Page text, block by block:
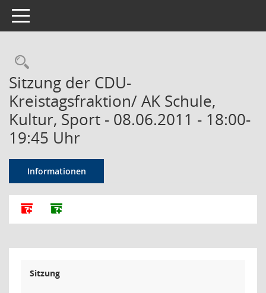
Toggle navigation
Rechercheauswahl
Sitzung der CDU-
Kreistagsfraktion/ AK Schule,
Kultur, Sport - 08.06.2011 - 18:00-
19:45 Uhr
Informationen
Alle Dokumente zu dieser Sitzung zusammenfassen
Dokumente ohne Anlagen zusammenfassen
Sitzung